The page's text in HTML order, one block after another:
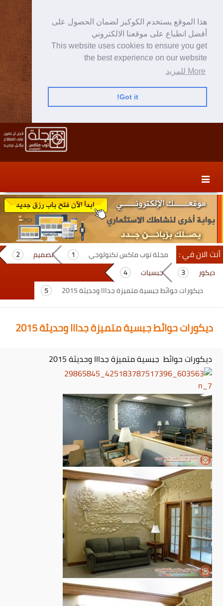
هذا الموقع يستخدم الكوكيز لضمان الحصول على
أفضل انطباع على موقعنا الالكتروني
This website uses cookies to ensure you get
the best experience on our website
More للمزيد
Got it!
content
secondary
content
أنت الان في : مجلة توب ماكس تكنولوجي
تصميم
ديكور
جبسيات
ديكورات حوائط جبسية متميزة جدااا وحديثة 2015
ديكورات حوائط جبسية متميزة جدااا وحديثة 2015
ديكورات حوائط جبسية متميزة جدااا وحديثة 2015